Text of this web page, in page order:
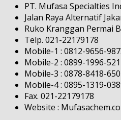
PT. Mufasa Specialties
Jalan Raya Alternatif
Ruko Kranggan Permai
Telp. 021-22179178
Mobile-1 : 0812-9656-
Mobile-2 : 0899-1996-521
Mobile-3 : 0878-8418-
Mobile-4 : 0895-1319-
Fax. 021-22179178
Website :